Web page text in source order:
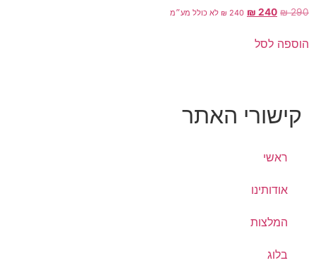
₪290
₪ 240
₪ 240 לא כולל מע״מ
הוספה לסל
קישורי האתר
ראשי
אודותינו
המלצות
בלוג